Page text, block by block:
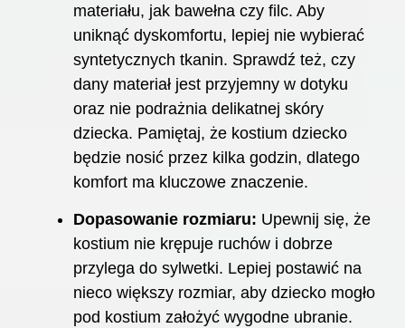
materiału, jak bawełna czy filc. Aby
uniknąć dyskomfortu, lepiej nie wybierać
syntetycznych tkanin. Sprawdź też, czy
dany materiał jest przyjemny w dotyku
oraz nie podrażnia delikatnej skóry
dziecka. Pamiętaj, że kostium dziecko
będzie nosić przez kilka godzin, dlatego
komfort ma kluczowe znaczenie.
Dopasowanie rozmiaru: Upewnij się, że
kostium nie krępuje ruchów i dobrze
przylega do sylwetki. Lepiej postawić na
nieco większy rozmiar, aby dziecko mogło
pod kostium założyć wygodne ubranie.